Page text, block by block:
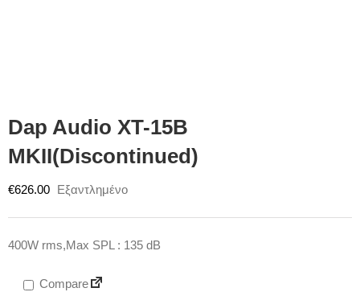
Dap Audio XT-15B
MKII(Discontinued)
€626.00 Εξαντλημένο
400W rms,Max SPL : 135 dB
Compare